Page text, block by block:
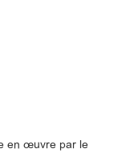
en œuvre par le